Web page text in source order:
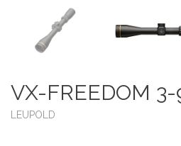
VX-FREEDOM
LEUPOLD